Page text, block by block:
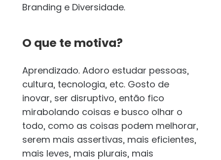
Branding e Diversidade.
O que te motiva?
Aprendizado. Adoro estudar pessoas,
cultura, tecnologia, etc. Gosto de
inovar, ser disruptivo, então fico
mirabolando coisas e busco olhar o
todo, como as coisas podem melhorar,
serem mais assertivas, mais eficientes,
mais leves, mais plurais, mais